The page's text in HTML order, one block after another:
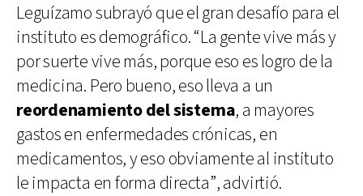
Leguízamo subrayó que el gran desafío para el
instituto es demográfico. “La gente vive más y
por suerte vive más, porque eso es logro de la
medicina. Pero bueno, eso lleva a un
reordenamiento del sistema, a mayores
gastos en enfermedades crónicas, en
medicamentos, y eso obviamente al instituto
le impacta en forma directa”, advirtió.